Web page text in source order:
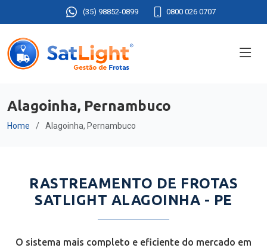
(35) 98852-0899 0800 026 0707
Alagoinha, Pernambuco
Home Alagoinha, Pernambuco
RASTREAMENTO DE FROTAS
SATLIGHT ALAGOINHA - PE
O sistema mais completo e eficiente do mercado em